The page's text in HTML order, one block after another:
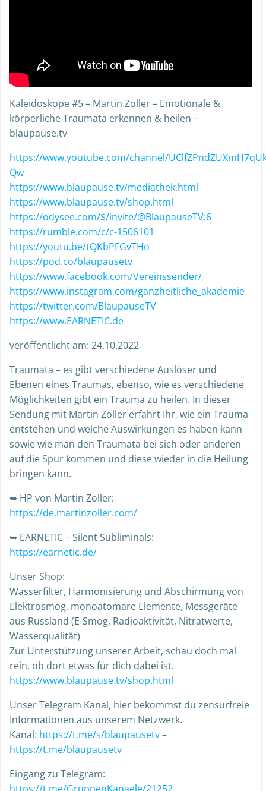
Kaleidoskope #5 – Martin Zoller – Emotionale &
körperliche Traumata erkennen & heilen –
blaupause.tv
https://www.youtube.com/channel/
Qw
https://www.blaupause.tv/mediathek.html
https://www.blaupause.tv/shop.html
https://odysee.com/$/invite/@BlaupauseTV:6
https://rumble.com/c/c-1506101
https://youtu.be/tQKbPFGvTHo
https://pod.co/blaupausetv
https://www.facebook.com/Vereinssender/
https://www.instagram.com/ganzheitliche_akademie
https://twitter.com/BlaupauseTV
https://www.EARNETIC.de
veröffentlicht am: 24.10.2022
Traumata – es gibt verschiedene Auslöser und
Ebenen eines Traumas, ebenso, wie es verschiedene
Möglichkeiten gibt ein Trauma zu heilen. In dieser
Sendung mit Martin Zoller erfahrt Ihr, wie ein Trauma
entstehen und welche Auswirkungen es haben kann
sowie wie man den Traumata bei sich oder anderen
auf die Spur kommen und diese wieder in die Heilung
bringen kann.
➥ HP von Martin Zoller:
https://de.martinzoller.com/
➥ EARNETIC – Silent Subliminals:
https://earnetic.de/
Unser Shop:
Wasserfilter, Harmonisierung und Abschirmung von
Elektrosmog, monoatomare Elemente, Messgeräte
aus Russland (E-Smog, Radioaktivität, Nitratwerte,
Wasserqualität)
Zur Unterstützung unserer Arbeit, schau doch mal
rein, ob dort etwas für dich dabei ist.
https://www.blaupause.tv/shop.html
Unser Telegram Kanal, hier bekommst du zensurfreie
Informationen aus unserem Netzwerk.
Kanal: https://t.me/s/blaupausetv–
https://t.me/blaupausetv
Eingang zu Telegram: